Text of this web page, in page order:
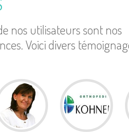
nos uti­li­sa­teurs sont nos
Voici divers